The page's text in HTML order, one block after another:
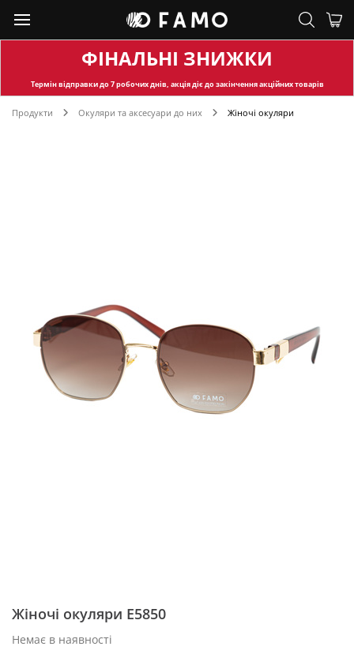
ФІНАЛЬНІ ЗНИЖКИ
Термін відправкидо 7 робочих днів, акція діє до закінчення акційних товарів
Продукти Окуляри та аксесуари до них Жіночі окуляри
Жіночі окуляри Е5850
Немає в наявності